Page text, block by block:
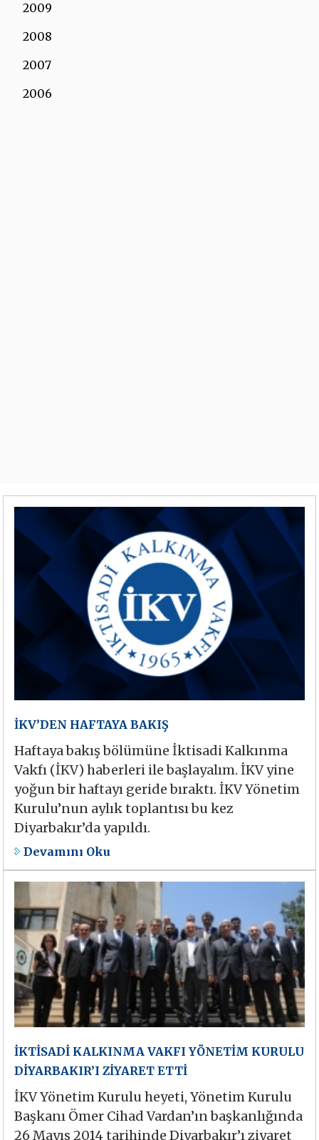
2009
2008
2007
2006
İKV’DEN HAFTAYA BAKIŞ
Haftaya bakış bölümüne İktisadi Kalkınma
Vakfı (İKV) haberleri ile başlayalım. İKV yine
yoğun bir haftayı geride bıraktı. İKV Yönetim
Kurulu’nun aylık toplantısı bu kez
Diyarbakır’da yapıldı.
Devamını Oku
İKTİSADİ KALKINMA VAKFI YÖNETİM KURULU
DİYARBAKIR’I ZİYARET ETTİ
İKV Yönetim Kurulu heyeti, Yönetim Kurulu
Başkanı Ömer Cihad Vardan’ın başkanlığında
26 Mayıs 2014 tarihinde Diyarbakır’ı ziyaret